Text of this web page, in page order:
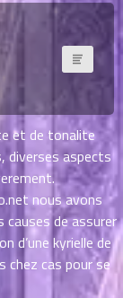
et de tonalite
diverses aspects
nous avons
de assurer
d’une kyrielle de
chez cas pour se